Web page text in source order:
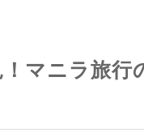
マニラ旅行